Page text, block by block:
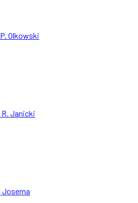
P. Olkowski
R. Janicki
Josema